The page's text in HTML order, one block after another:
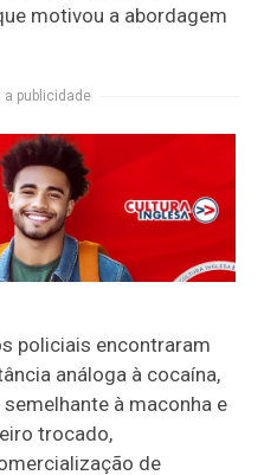
motivou a abordagem
a publicidade
policiais encontraram
análoga à cocaína,
à maconha e
trocado,
de